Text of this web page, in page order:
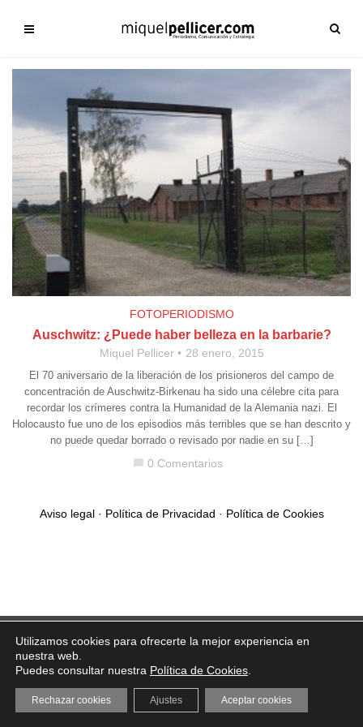
FOTOPERIODISMO
Auschwitz: ¿Puede haber belleza en la barbarie?
Miquel Pellicer 28 enero, 2015
El 70 aniversario de la liberación de los prisioneros del campo de
concentración de Auschwitz-Birkenau ha sido una célebre cita para
recordar los crímeres contra la Humanidad de la Alemania nazi. El
Holocausto fue uno de los episodios más terribles que se han descrito y
no puede quedar borrado o revisado por nadie en su […]
chat_bubble 0 Comentarios
Aviso legal· Política de Privacidad · Política de Cookies
Utilizamos cookies para ofrecerte la mejor experiencia en
nuestra web.
Puedes consultar nuestra Política de Cookies
Aceptar cookies
Rechazar cookies Ajustes